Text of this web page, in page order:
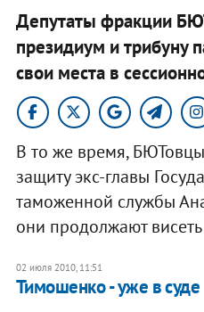
Депутаты фракции
президиум и трибуну
свои места в
В то же время,
защиту экс-главы
таможенной службы
они продолжают
02 июля 2010, 11:51
Тимошенко - уже в суде